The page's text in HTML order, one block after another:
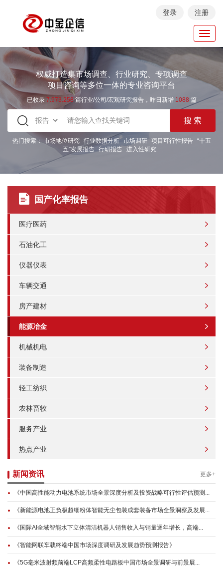
登录 注册
权威打造集市场调查、行业研究、专项调查
项目咨询等多位一体的专业咨询平台
已收录 7.973.258篇行业/公司/宏观研究报告，昨日新增 1088 篇
热门搜索： 市场地位研究 行业数据分析 市场调研 项目可行性报告
“十五
五”发展报告 行研报告 进入性研究
国产化率报告
医疗医药
石油化工
仪器仪表
车辆交通
房产建材
能源冶金
机械机电
装备制造
轻工纺织
农林畜牧
服务产业
热点产业
新闻资讯 更多+
《中国高性能动力电池系统市场全景深度分析及投资战略可行性评估预测...
《新能源电池正负极超细粉体智能无尘包装成套装备市场全景洞察及发展...
《国际AI全域智能水下立体清洁机器人销售收入与销量逐年增长，高端...
《智能网联车载终端中国市场深度调研及发展趋势预测报告》
《5G毫米波射频前端LCP高频柔性电路板中国市场全景调研与前景展...